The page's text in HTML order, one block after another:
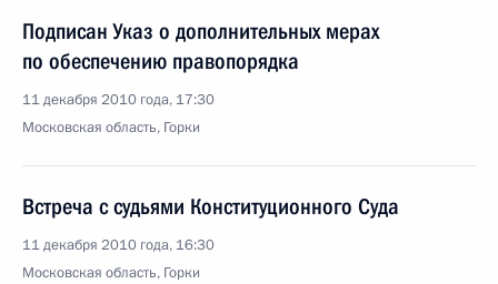
Подписан Указ о дополнительных мерах
по обеспечению правопорядка
11 декабря 2010 года, 17:30
Московская область, Горки
Встреча с судьями Конституционного Суда
11 декабря 2010 года, 16:30
Московская область, Горки